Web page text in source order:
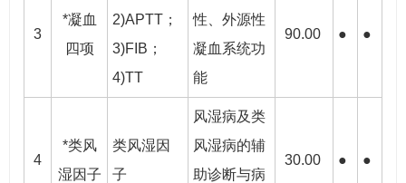
3
*凝血
四项
2)APTT；
3)FIB；
4)TT
性、外源性
凝血系统功
能
90.00 ● ●
4
*类风
湿因子
类风湿因
子
风湿病及类
风湿病的辅
助诊断与病
30.00 ● ●